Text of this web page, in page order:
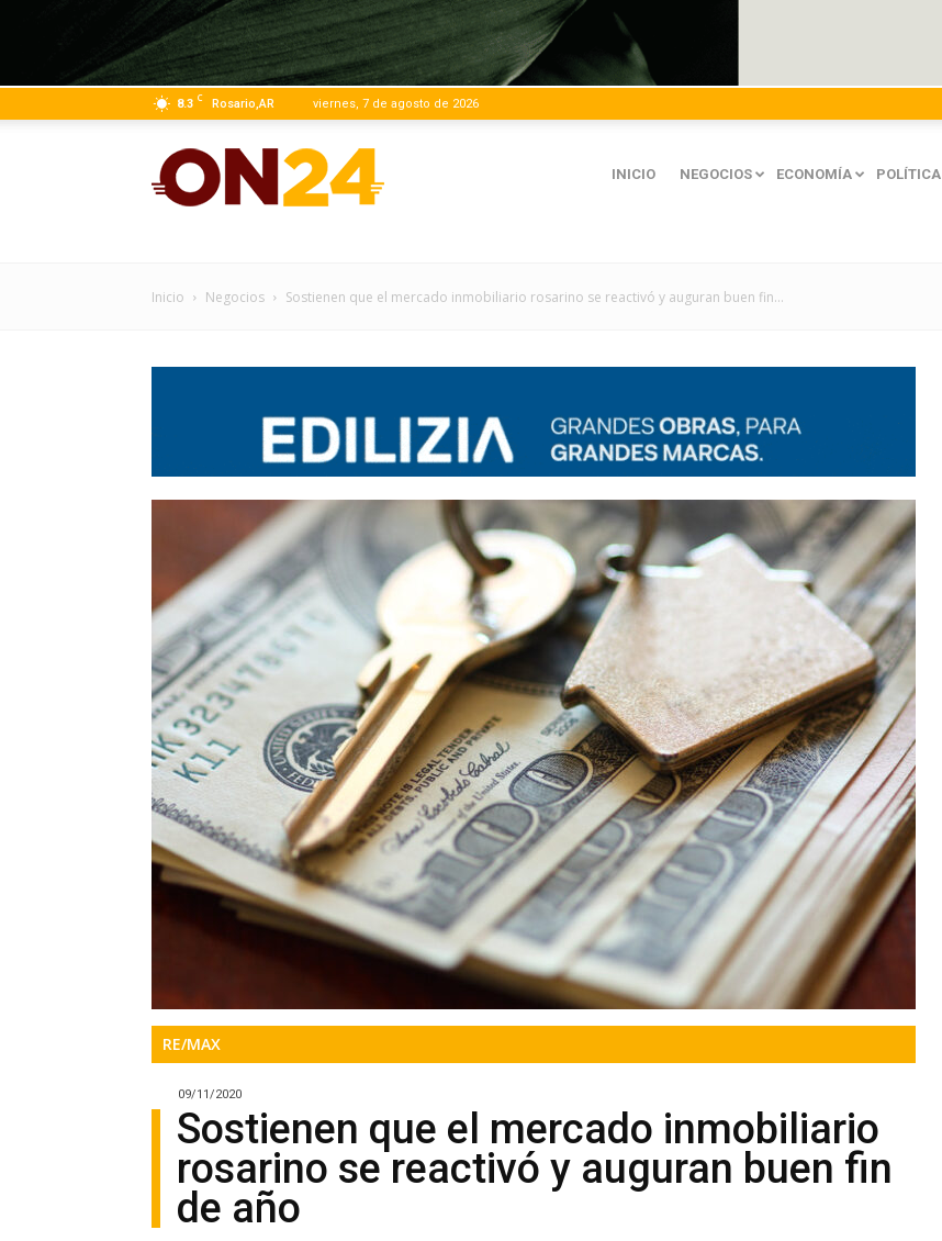
8.3 C Rosario,AR viernes, 7 de agosto de 2026
|
Precisa.
Periodismo
en
serio
INICIO NEGOCIOS ECONOMÍA POLÍTICA
Inicio Negocios Sostienen que el mercado inmobiliario rosarino se reactivó y auguran buen fin...
RE/MAX
Sostienen que el mercado inmobiliario
rosarino se reactivó y auguran buen fin
de año